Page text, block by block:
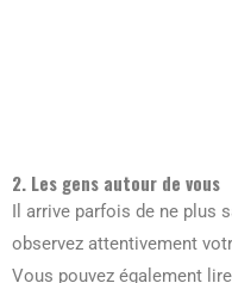
2. Les gens autour de vous
Il arrive parfois de ne plus
observez attentivement
Vous pouvez également